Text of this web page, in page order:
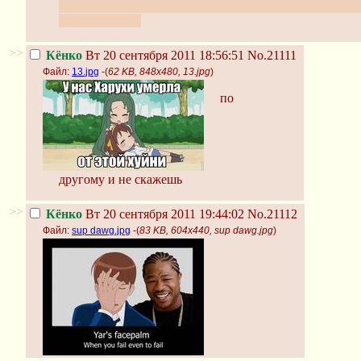
>> Кёнко Вт 20 сентября 2011 18:56:51 No.21111
Файл: 13.jpg -(62 KB, 848x480, 13.jpg)
по
другому и не скажешь
>> Кёнко Вт 20 сентября 2011 19:44:02 No.21112
Файл: sup dawg.jpg -(83 KB, 604x440, sup dawg.jpg)